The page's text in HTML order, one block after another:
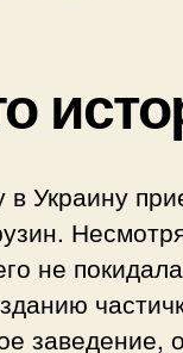
Украину
не
заведение,